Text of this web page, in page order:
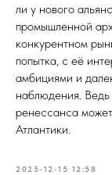
ли у нового
промышленной
конкурентном
попытка, с её
амбициями и
наблюдения. Ведь
ренессанса
Атлантики.
2025-12-15 12:58